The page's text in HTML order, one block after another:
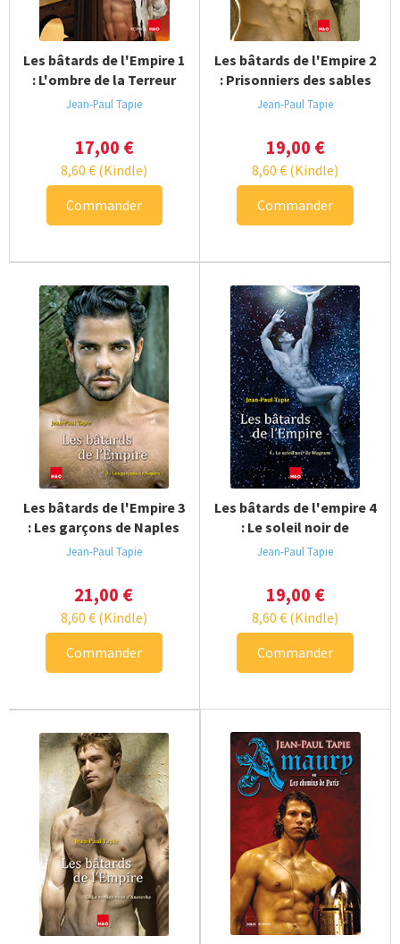
Essais – témoignages
Beaux livres
Club privé
H&O ebook
Les bâtards de l'Empire 1
: L'ombre de la Terreur
Jean-Paul Tapie
17,00 €
8,60€ (Kindle)
Commander
Les bâtards de l'Empire 2
: Prisonniers des sables
Jean-Paul Tapie
19,00 €
8,60€ (Kindle)
Commander
Les bâtards de l'Empire 3
: Les garçons de Naples
Jean-Paul Tapie
21,00 €
8,60 €(Kindle)
Commander
Les bâtards de l'empire 4
: Le soleil noir de
Wagram
Jean-Paul Tapie
19,00 €
8,60€ (Kindle)
Commander